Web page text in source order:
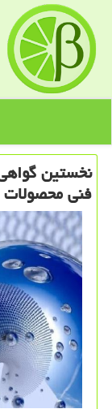
نخستین
فنی محصولات